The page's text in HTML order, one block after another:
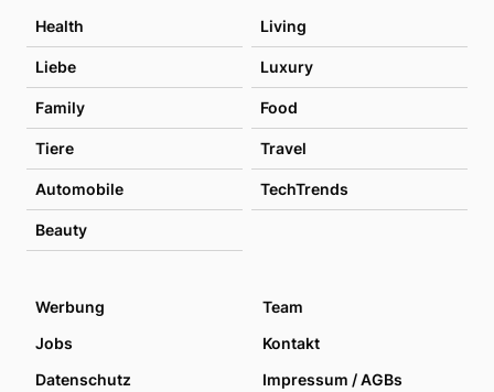
Health Living
Liebe Luxury
Family Food
Tiere Travel
Automobile TechTrends
Beauty
Werbung
Team
Jobs
Kontakt
Datenschutz
Impressum / AGBs